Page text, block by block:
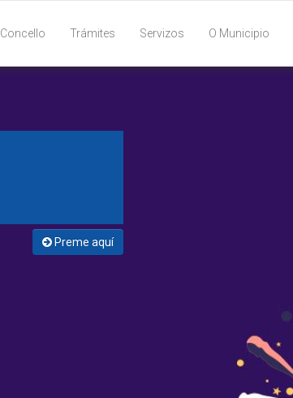
Concello Trámites Servizos O Municipio
Preme aquí